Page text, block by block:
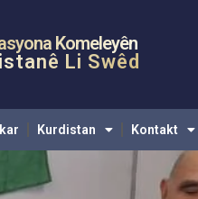
Komeleyên
Li Swêd
Kurdistan Kontakt